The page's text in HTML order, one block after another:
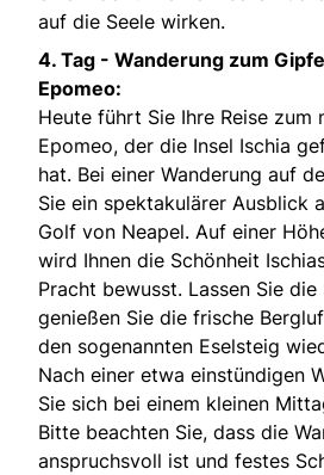
auf die Seele wirken.
4. Tag - Wanderung zum
Epomeo:
Heute führt Sie Ihre Reise zum
Epomeo, der die Insel Ischia
hat. Bei einer Wanderung auf
Sie ein spektakulärer Ausblick
Golf von Neapel. Auf einer
wird Ihnen die Schönheit
Pracht bewusst. Lassen Sie die
genießen Sie die frische
den sogenannten Eselsteig
Nach einer etwa einstündigen
Sie sich bei einem kleinen
Bitte beachten Sie, dass die
anspruchsvoll ist und festes